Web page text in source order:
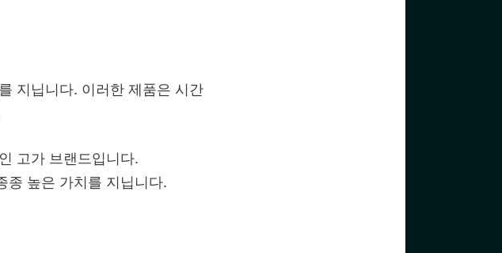
지닙니다. 이러한 제품은 시간
고가 브랜드입니다.
종 높은 가치를 지닙니다.